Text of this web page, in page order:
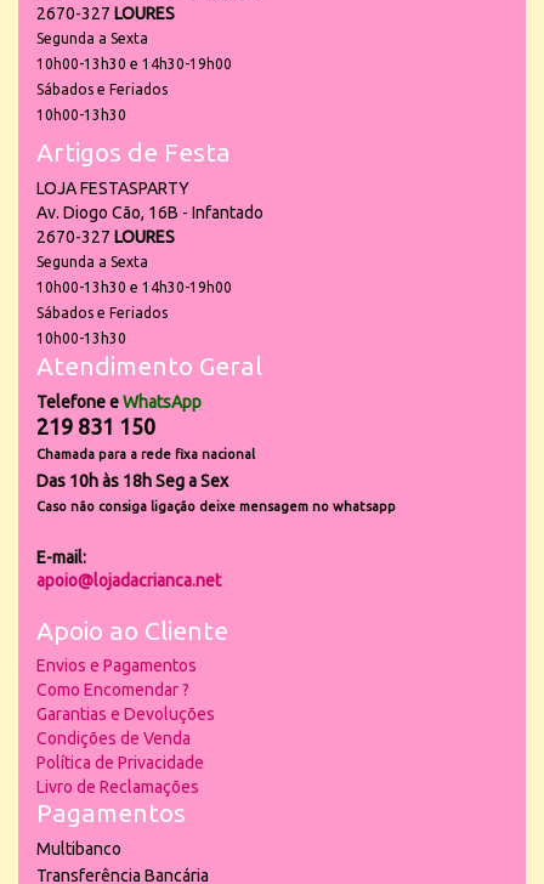
2670-327 LOURES
Segunda a Sexta
10h00-13h30 e 14h30-19h00
Sábados e Feriados
10h00-13h30
Artigos de Festa
LOJA FESTASPARTY
Av. Diogo Cão, 16B - Infantado
2670-327 LOURES
Segunda a Sexta
10h00-13h30 e 14h30-19h00
Sábados e Feriados
10h00-13h30
Atendimento Geral
Telefone eWhatsApp
219 831 150
Chamada para a rede fixa nacional
Das 10h às 18h Seg a Sex
Caso não consiga ligação deixe mensagem no whatsapp
E-mail:
apoio@lojadacrianca.net
Apoio ao Cliente
Envios e Pagamentos
Como Encomendar ?
Garantias e Devoluções
Condições de Venda
Política de Privacidade
Livro de Reclamações
Pagamentos
Multibanco
Transferência Bancária